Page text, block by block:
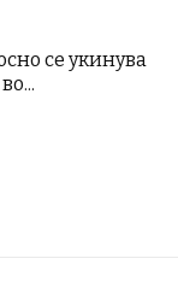
се укинува